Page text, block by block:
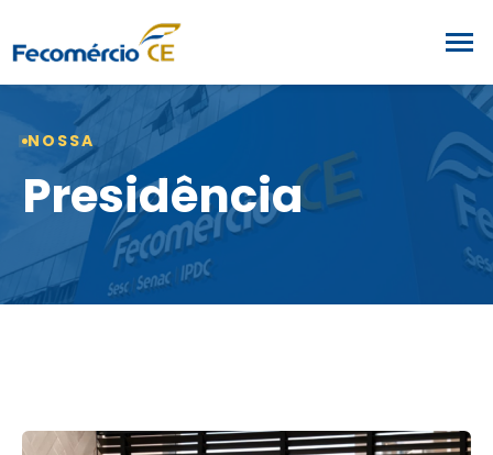
NOSSA
Presidência